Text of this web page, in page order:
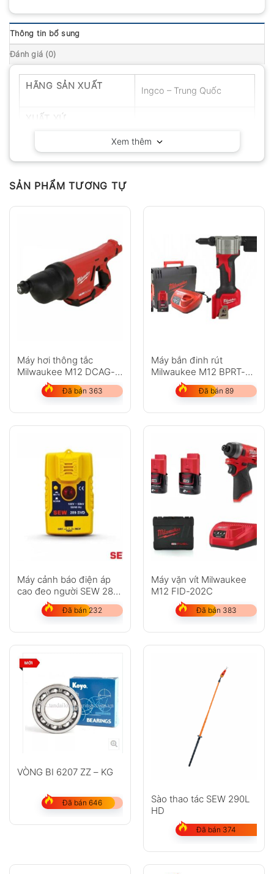
Thông tin bổ sung
Đánh giá (0)
HÃNG SẢN XUẤT Ingco – Trung Quốc
Xem thêm
SẢN PHẨM TƯƠNG TỰ
Máy hơi thông tắc
Milwaukee M12 DCAG-
Đã bán 363
Máy bắn đinh rút
Milwaukee M12 BPRT-
Đã bán 89
Máy cảnh báo điện áp
cao đeo người SEW 289
Đã bán 232
Máy vặn vít Milwaukee
M12 FID-202C
Đã bán 383
VÒNG BI 6207 ZZ – KG
Đã bán 646
Sào thao tác SEW 290L
HD
Đã bán 374